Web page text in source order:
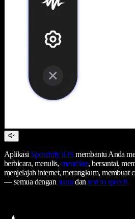
Aplikasi Speechify iOS membantu Anda
berbicara, menulis, mendikte, bersantai,
menjelajah internet, merangkum, membuat
— semua dengansuaradantext to speech